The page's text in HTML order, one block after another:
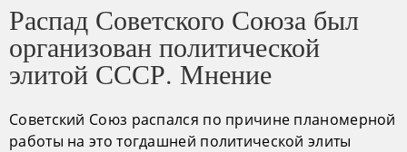
Распад Советского Союза был
организован политической
элитой СССР. Мнение
Советский Союз распался по причине планомерной
работы на это тогдашней политической элиты